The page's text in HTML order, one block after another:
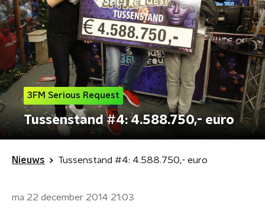
3FM Serious Request
Tussenstand #4: 4.588.750,- euro
Nieuws Tussenstand #4: 4.588.750,- euro
ma 22 december 2014 21:03